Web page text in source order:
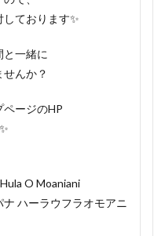
ております✨
一緒に
んか？
ージのHP
O Moaniani
ハーラウフラオモアニ